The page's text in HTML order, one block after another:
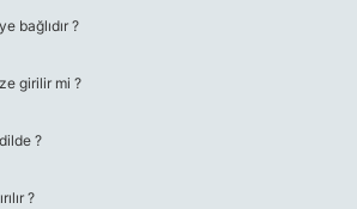
bağlıdır ?
girilir mi ?
?
?